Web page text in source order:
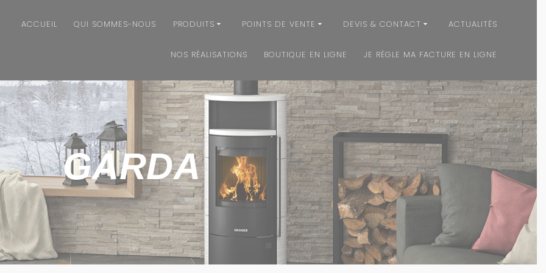
ACCUEIL QUI SOMMES-NOUS PRODUITS POINTS DE VENTE DEVIS & CONTACT ACTUALITÉS
NOS RÉALISATIONS BOUTIQUE EN LIGNE JE RÉGLE MA FACTURE EN LIGNE
GARDA